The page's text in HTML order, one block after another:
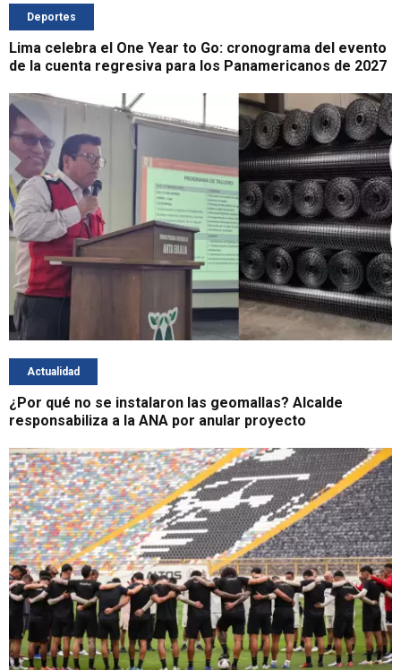
Deportes
Lima celebra el One Year to Go: cronograma del evento
de la cuenta regresiva para los Panamericanos de 2027
Actualidad
¿Por qué no se instalaron las geomallas? Alcalde
responsabiliza a la ANA por anular proyecto